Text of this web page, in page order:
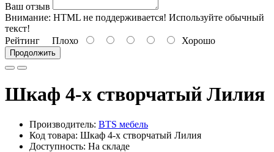
Ваш отзыв
Внимание: HTML не поддерживается! Используйте обычный
текст!
Рейтинг Плохо Хорошо
Продолжить
Шкаф 4-х створчатый Лилия
Производитель: BTS мебель
Код товара: Шкаф 4-х створчатый Лилия
Доступность: На складе